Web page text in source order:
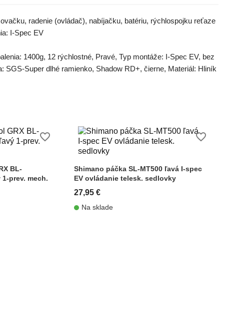
radenie (ovládač), nabíjačku, batériu, rýchlospojku reťaze
I-Spec EV
1400g, 12 rýchlostné, Pravé, Typ montáže: I-Spec EV, bez
SGS-Super dlhé ramienko, Shadow RD+, čierne, Materiál: Hliník
BL-
1-prev. mech.
favorite_border
Shimano páčka SL-MT500 ľavá I-spec
EV ovládanie telesk. sedlovky
27,95 €
Na sklade
favorite_border